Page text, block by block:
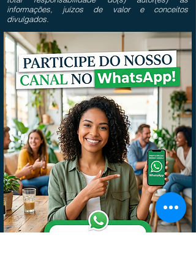
informações, juízos de valor e conceitos
divulgados.